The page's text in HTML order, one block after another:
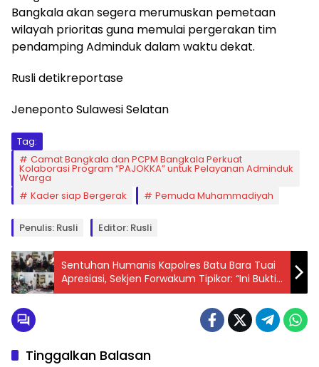
Bangkala akan segera merumuskan pemetaan
wilayah prioritas guna memulai pergerakan tim
pendamping Adminduk dalam waktu dekat.
Rusli detikreportase
Jeneponto Sulawesi Selatan
Tag:
Camat Bangkala dan PCPM Bangkala Perkuat
Kolaborasi Program “PAJOKKA” untuk Pelayanan Adminduk
Warga
Kader siap Bergerak
Pemuda Muhammadiyah
Penulis: Rusli Editor: Rusli
Sentuhan Humanis Kapolres Batu Bara Tuai
Apresiasi, Sekjen Forwakum Tipikor: “Ini Bukti
Polri Hadir untuk Rakyat”
Tinggalkan Balasan